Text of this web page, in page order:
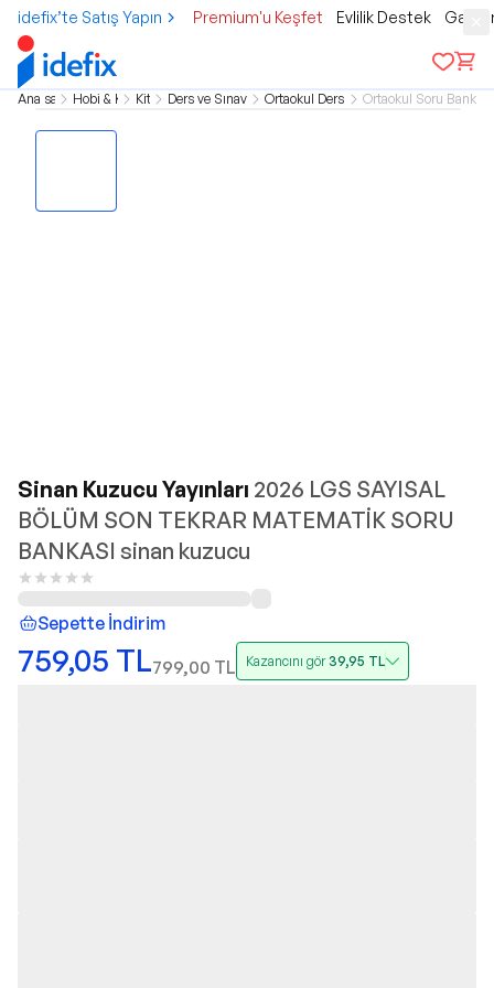
idefix’te Satış Yapın Premium'u Keşfet Evlilik Destek
Ana sayfaHobi & KültürKitap Ders ve Sınav KitaplarıOrtaokul Ders KitaplarıOrtaokul Soru
Sinan Kuzucu Yayınları 2026 LGS SAYISAL
BÖLÜM SON TEKRAR MATEMATİK SORU
BANKASI sinan kuzucu
Sepette İndirim
759,05 TL799,00 TL Kazancını gör39,95 TL